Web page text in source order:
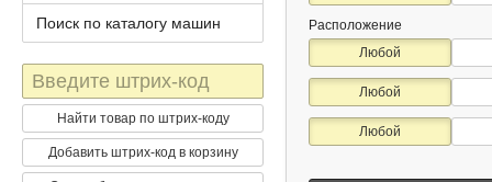
Расположение
Любой
Любой
Любой
Поиск по каталогу машин
Штрих-
код
Найти товар по штрих-коду
Добавить штрих-код в корзину